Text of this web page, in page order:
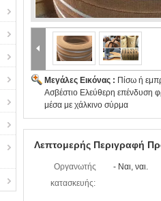
Μεγάλες Εικόνας : Πίσω ή
Ασβέστιο Ελεύθερη επένδυση
μέσα με χάλκινο σύρμα
Λεπτομερής Περιγραφή
Οργανωτής
κατασκευής:
- Ναι, ναι.